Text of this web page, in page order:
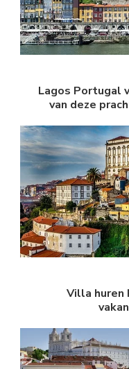
Lagos Portugal
van deze
Villa